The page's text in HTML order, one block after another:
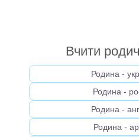
Вчити
Родина -
Родина -
Родина -
Родина -